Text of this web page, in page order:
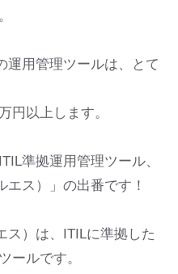
運用管理ツールは、とて
円以上します。
準拠運用管理ツール、
エス）」の出番です！
ス）は、ITILに準拠した
ールです。